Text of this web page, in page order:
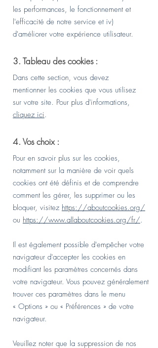
les performances, le fonctionnement et
l'efficacité de notre service et iv)
d'améliorer votre expérience utilisateur.
3. Tableau des cookies :
Dans cette section, vous devez
mentionner les cookies que vous utilisez
sur votre site. Pour plus d'informations,
cliquez ici.
4. Vos choix :
Pour en savoir plus sur les cookies,
notamment sur la manière de voir quels
cookies ont été définis et de comprendre
comment les gérer, les supprimer ou les
bloquer, visitez https://aboutcookies.org/
ou https://www.allaboutcookies.org/fr/.
Il est également possible d'empêcher votre
navigateur d'accepter les cookies en
modifiant les paramètres concernés dans
votre navigateur. Vous pouvez généralement
trouver ces paramètres dans le menu
« Options » ou « Préférences » de votre
navigateur.
Veuillez noter que la suppression de nos